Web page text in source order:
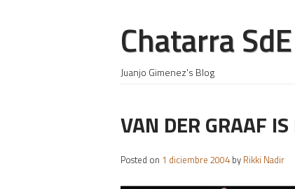
Chatarra SdE
Juanjo Gimenez's Blog
VAN DER GRAAF
Posted on 1 diciembre 2004 by Rikki Nadir